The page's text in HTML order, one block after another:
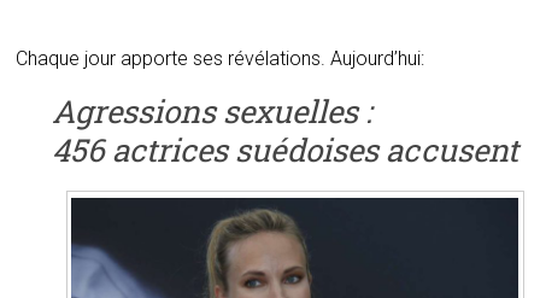
Chaque jour apporte ses révélations. Aujourd’hui:
Agressions sexuelles :
456 actrices suédoises accusent